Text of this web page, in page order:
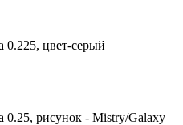
0.225, цвет-серый
0.25, рисунок - Mistry/Galaxy